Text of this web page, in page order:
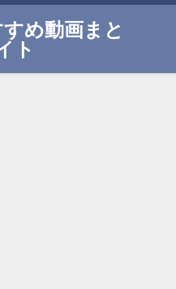
め動画まと
ト